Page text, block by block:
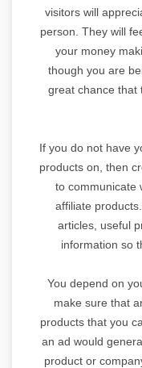
visitors will
person. They will
your money
though you are
great chance that
If you do not have
products on, then
to communicate
affiliate
articles, useful
information so
You depend on
make sure that
products that you
an ad would
product or